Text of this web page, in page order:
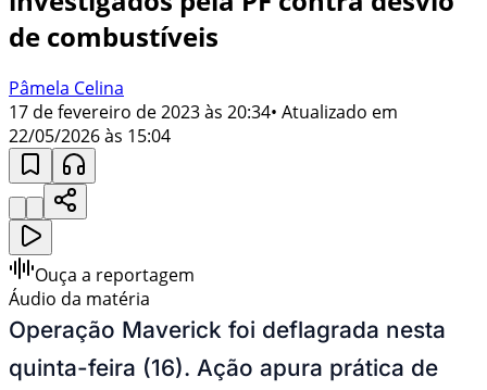
de combustíveis
Pâmela Celina
17 de fevereiro de 2023 às 20:34• Atualizado em
22/05/2026 às 15:04
Ouça a reportagem
Áudio da matéria
Operação Maverick foi deflagrada nesta
quinta-feira (16). Ação apura prática de